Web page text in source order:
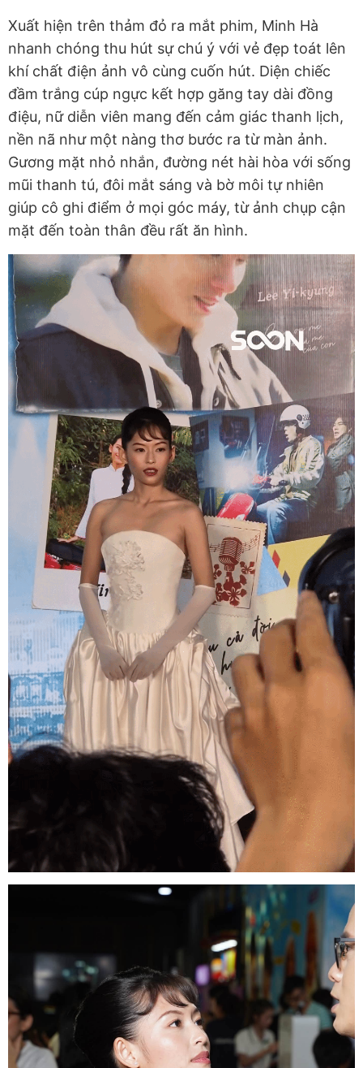
Xuất hiện trên thảm đỏ ra mắt phim, Minh Hà
nhanh chóng thu hút sự chú ý với vẻ đẹp toát lên
khí chất điện ảnh vô cùng cuốn hút. Diện chiếc
đầm trắng cúp ngực kết hợp găng tay dài đồng
điệu, nữ diễn viên mang đến cảm giác thanh lịch,
nền nã như một nàng thơ bước ra từ màn ảnh.
Gương mặt nhỏ nhắn, đường nét hài hòa với sống
mũi thanh tú, đôi mắt sáng và bờ môi tự nhiên
giúp cô ghi điểm ở mọi góc máy, từ ảnh chụp cận
mặt đến toàn thân đều rất ăn hình.